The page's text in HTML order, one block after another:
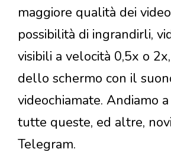
maggiore qualità dei
possibilità di ingrandirli,
visibili a velocità 0,5x o
dello schermo con il
videochiamate. Andiamo
tutte queste, ed altre,
Telegram.